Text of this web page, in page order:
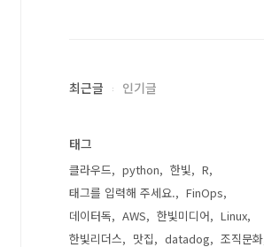
최근글 인기글
태그
클라우드 python 한빛
R
태그를 입력해 주세요.
FinOps
데이터독
AWS 한빛미디어
Linux
한빛리더스
맛집 datadog
조직문화